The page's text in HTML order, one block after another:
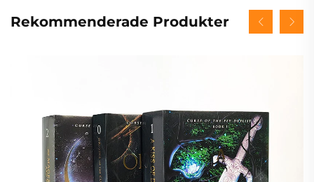
Rekommenderade Produkter